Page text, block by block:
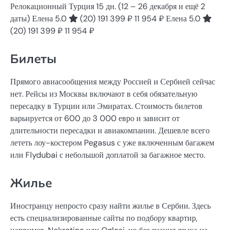
Релокационный Турция15 дн.(12 – 26 декабря и ещё 2
даты)Елена 5.0 (20)191 399 ₽11 954 ₽Елена 5.0
(20)191 399 ₽11 954 ₽
Билеты
Прямого авиасообщения между Россией и Сербией сейчас
нет. Рейсы из Москвы включают в себя обязательную
пересадку в Турции или Эмиратах. Стоимость билетов
варьируется от 600 до 3 000 евро и зависит от
длительности пересадки и авиакомпании. Дешевле всего
лететь лоу-костером Pegasus с уже включенным багажем
или Flydubai с небольшой доплатой за багажное место.
Жилье
Иностранцу непросто сразу найти жилье в Сербии. Здесь
есть специализированные сайты по подбору квартир,